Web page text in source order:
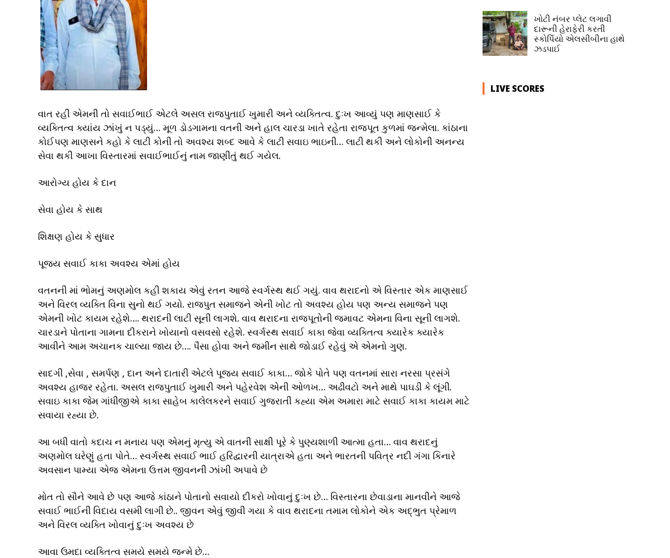
વાત રહી એમની તો સવાઈભાઈ એટલે અસલ રાજપુતાઈ ખુમારી અને વ્યક્તિત્વ. દુઃખ આવ્યું પણ માણસાઈ કે
વ્યક્તિત્વ ક્યાંય ઝાંખું ન પડ્યું… મૂળ ડોડગામના વતની અને હાલ ચારડા ખાતે રહેતા રાજપૂત કુળમાં જન્મેલા. કાંઠાના
કોઈપણ માણસને કહો કે લાટી કોની તો અવશ્ય શબ્દ આવે કે લાટી સવાઇ ભાઇની… લાટી થકી અને લોકોની અનન્ય
સેવા થકી આખા વિસ્તારમાં સવાઈભાઈનું નામ જાણીતું થઈ ગયેલ.
આરોગ્ય હોય કે દાન
સેવા હોય કે સાથ
શિક્ષણ હોય કે સુધાર
પૂજ્ય સવાઈ કાકા અવશ્ય એમાં હોય
વતનની માં ભોમનું અણમોલ કહી શકાય એવું રતન આજે સ્વર્ગસ્થ થઈ ગયું. વાવ થરાદનો એ વિસ્તાર એક માણસાઈ
અને વિરલ વ્યક્તિ વિના સુનો થઈ ગયો. રાજપુત સમાજને એની ખોટ તો અવશ્ય હોય પણ અન્ય સમાજને પણ
એમની ખોટ કાયમ રહેશે…. થરાદની લાટી સૂની લાગશે. વાવ થરાદના રાજપૂતોની જમાવટ એમના વિના સૂની લાગશે.
ચારડાને પોતાના ગામના દીકરાને ખોયાનો વસવસો રહેશે. સ્વર્ગસ્થ સવાઈ કાકા જેવા વ્યક્તિત્વ ક્યારેક ક્યારેક
આવીને આમ અચાનક ચાલ્યા જાય છે…. પૈસા હોવા અને જમીન સાથે જોડાઈ રહેવું એ એમનો ગુણ.
સાદગી ,સેવા , સમર્પણ , દાન અને દાતારી એટલે પૂજ્ય સવાઈ કાકા… જોકે પોતે પણ વતનમાં સારા નરસા પ્રસંગે
અવશ્ય હાજર રહેતા. અસલ રાજપુતાઈ ખુમારી અને પહેરવેશ એની ઓળખ… અઢીવટો અને માથે પાઘડી કે લૂંગી.
સવાઇ કાકા જેમ ગાંધીજીએ કાકા સાહેબ કાલેલકરને સવાઈ ગુજરાતી કહ્યા એમ અમારા માટે સવાઈ કાકા કાયમ માટે
સવાયા રહ્યા છે.
આ બધી વાતો કદાચ ન મનાય પણ એમનું મૃત્યુ એ વાતની સાક્ષી પૂરે કે પુણ્યશાળી આત્મા હતા… વાવ થરાદનું
અણમોલ ઘરેણું હતા પોતે… સ્વર્ગસ્થ સવાઈ ભાઈ હરિદ્વારની યાત્રાએ હતા અને ભારતની પવિત્ર નદી ગંગા કિનારે
અવસાન પામ્યા એજ એમના ઉત્તમ જીવનની ઝાંખી અપાવે છે
મોત તો સૌને આવે છે પણ આજે કાંઠાને પોતાનો સવાયો દીકરો ખોવાનું દુઃખ છે… વિસ્તારના છેવાડાના માનવીને આજે
સવાઈ ભાઈની વિદાય વસમી લાગી છે.. જીવન એવું જીવી ગયા કે વાવ થરાદના તમામ લોકોને એક અદ્ભુત પ્રેમાળ
અને વિરલ વ્યક્તિ ખોવાનું દુઃખ અવશ્ય છે
આવા ઉમદા વ્યક્તિત્વ સમયે સમયે જન્મે છે…
ખોટી નંબર પ્લેટ લગાવી
દારૂની હેરાફેરી કરતી
સ્કોર્પિયો એલસીબીના હાથે
ઝડપાઈ
LIVE SCORES